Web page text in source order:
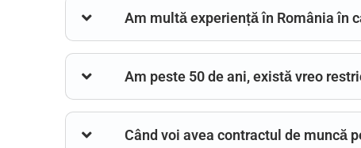
Am multă experiență în România în
Am peste 50 de ani, există vreo
Când voi avea contractul de muncă